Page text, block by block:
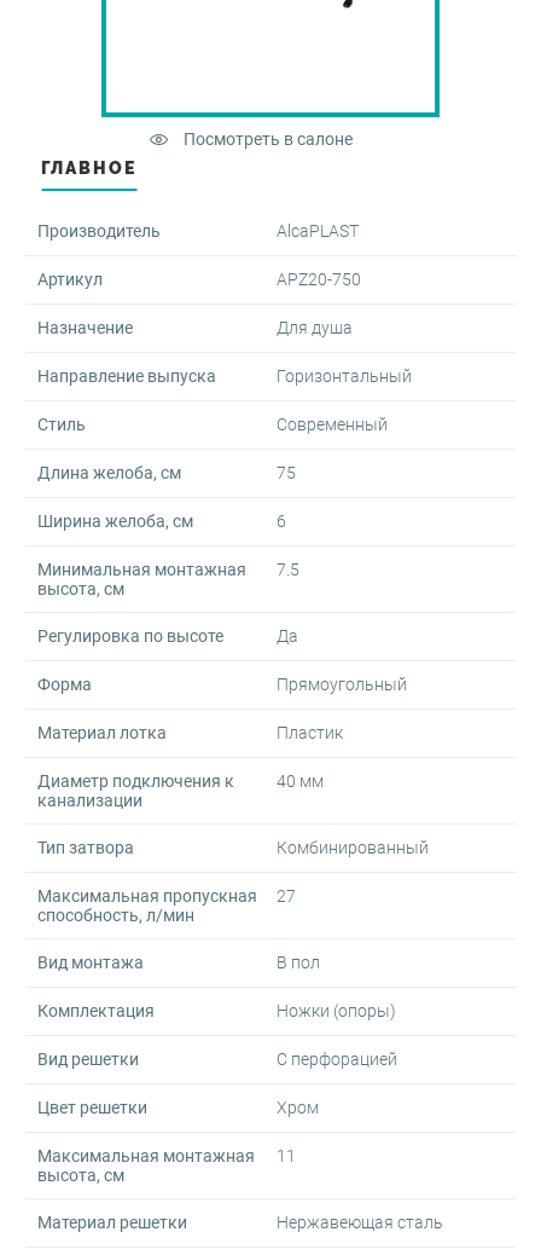
части для аксессуаров
для косметических
инсталляции для
для перелива
инсталляции для
души
врезные
для биде
Посмотреть в салоне
ГЛАВНОЕ
Производитель AlcaPLAST
Артикул APZ20-750
Назначение Для душа
Направление выпуска Горизонтальный
Стиль Современный
Длина желоба, см 75
Ширина желоба, см 6
Минимальная монтажная
высота, см
7.5
Регулировка по высоте Да
Форма Прямоугольный
Материал лотка Пластик
Диаметр подключения к
канализации
40 мм
Тип затвора Комбинированный
Максимальная пропускная
способность, л/мин
27
Вид монтажа В пол
Комплектация Ножки (опоры)
Вид решетки С перфорацией
Цвет решетки Хром
Максимальная монтажная
высота, см
11
Материал решетки Нержавеющая сталь